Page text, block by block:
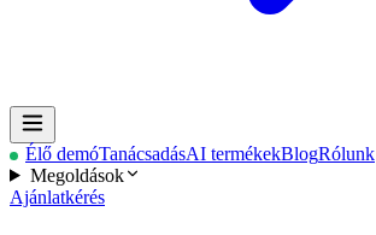
Élő demóTanácsadásAI termékekBlogRólunk
Megoldások
Ajánlatkérés